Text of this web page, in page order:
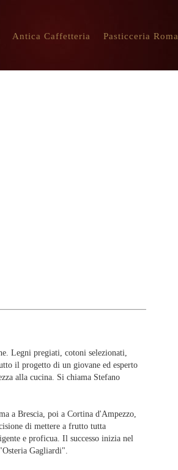
Antica Caffetteria Pasticceria Roma
Legni pregiati, cotoni selezionati,
il progetto di un giovane ed esperto
alla cucina. Si chiama Stefano
a Brescia, poi a Cortina d'Ampezzo,
di mettere a frutto tutta
e proficua. Il successo inizia nel
Gagliardi".